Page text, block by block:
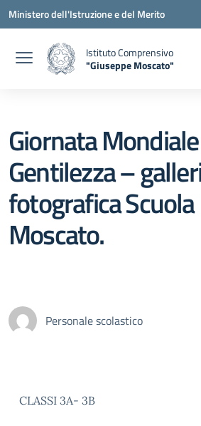
Vai ai contenuti
Vai al menu di navigazione
Vai al footer
Ministero dell'Istruzione e del Merito
Istituto Comprensivo
"Giuseppe Moscato"
Giornata
Gentilezza –
fotografica
Moscato.
Personale scolastico
CLASSI 3A- 3B